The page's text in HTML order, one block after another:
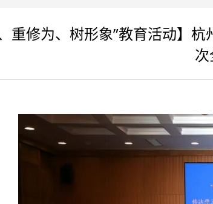
、重修为、树形象”教育活动】